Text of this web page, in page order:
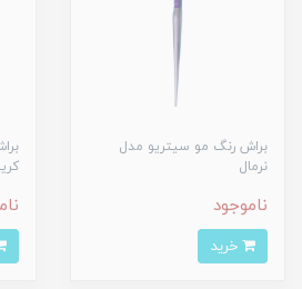
براش رنگ مو سیتریو مدل
نرمال
ناموجود